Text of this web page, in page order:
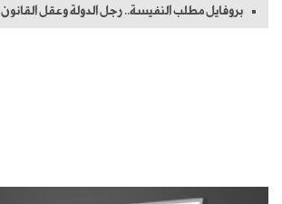
بروفايل مطلب النفيسة.. رجل الدولة وعقل القانون